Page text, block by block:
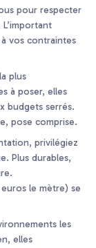
pour respecter
vos contraintes
plus
à poser, elles
budgets serrés.
pose comprise.
privilégiez
Plus durables,
le mètre) se
les
elles